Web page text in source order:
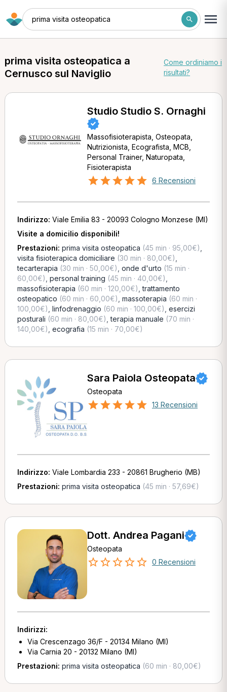
prima visita osteopatica
prima visita osteopatica a
Cernusco sul Naviglio
Come ordiniamo i
risultati?
Studio Studio S. Ornaghi
Massofisioterapista, Osteopata,
Nutrizionista, Ecografista, MCB,
Personal Trainer, Naturopata,
Fisioterapista
6 Recensioni
Indirizzo: Viale Emilia 83 - 20093 Cologno Monzese (MI)
Visite a domicilio disponibili!
Prestazioni: prima visita osteopatica (45 min · 95,00€)
visita fisioterapica domiciliare (30 min · 80,00€)
tecarterapia (30 min · 50,00€) onde d'urto (15 min ·
60,00€) personal training (45 min · 40,00€)
massofisioterapia (60 min · 120,00€) ,trattamento
osteopatico (60 min · 60,00€) massoterapia (60 min ·
100,00€) linfodrenaggio (60 min · 100,00€) esercizi
posturali (60 min · 80,00€) ,terapia manuale (70 min ·
140,00€) ecografia (15 min · 70,00€)
Sara Paiola Osteopata
Osteopata
13 Recensioni
Indirizzo: Viale Lombardia 233 - 20861 Brugherio (MB)
Prestazioni: prima visita osteopatica (45 min · 57,69€)
Dott. Andrea Pagani
Osteopata
0 Recensioni
Indirizzi:
Via Crescenzago 36/F - 20134 Milano (MI)
Via Carnia 20 - 20132 Milano (MI)
Prestazioni: prima visita osteopatica (60 min · 80,00€)